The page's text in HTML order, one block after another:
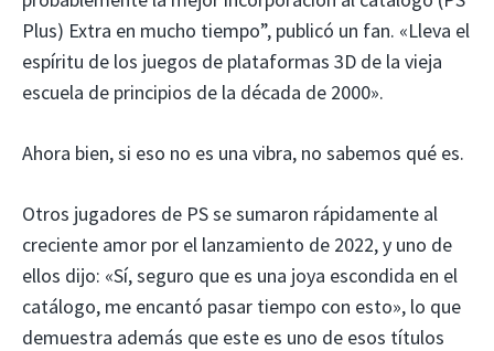
Plus) Extra en mucho tiempo”, publicó un fan. «Lleva el
espíritu de los juegos de plataformas 3D de la vieja
escuela de principios de la década de 2000».
Ahora bien, si eso no es una vibra, no sabemos qué es.
Otros jugadores de PS se sumaron rápidamente al
creciente amor por el lanzamiento de 2022, y uno de
ellos dijo: «Sí, seguro que es una joya escondida en el
catálogo, me encantó pasar tiempo con esto», lo que
demuestra además que este es uno de esos títulos